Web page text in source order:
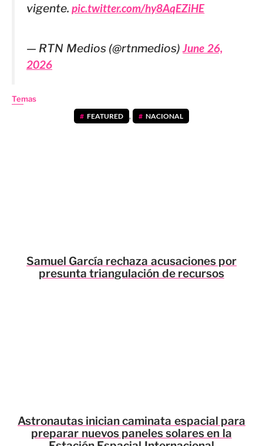
vigente.pic.twitter.com/hy8AqEZiHE
— RTN Medios (@rtnmedios)June 26,
2026
Temas
FEATURED , NACIONAL
Samuel García rechaza acusaciones por
presunta triangulación de recursos
Astronautas inician caminata espacial para
preparar nuevos paneles solares en la